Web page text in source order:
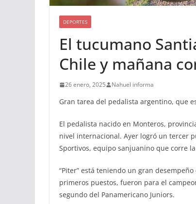
DEPORTES
El tucumano
Chile y mañana
26 enero, 2025 Nahuel informa
Gran tarea del pedalista argentino, que
El pedalista nacido en Monteros,
nivel internacional. Ayer logró un tercer
Sportivos, equipo sanjuanino que corre
“Piter” está teniendo un gran
primeros puestos, fueron para el
segundo del Panamericano Juniors.